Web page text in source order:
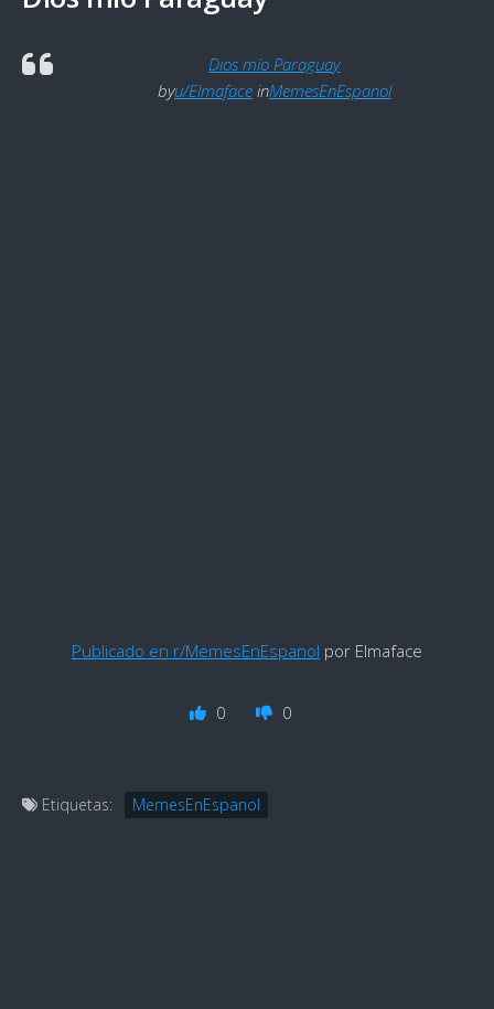
Dios mío Paraguay
byu/ElmafaceinMemesEnEspanol
Publicado en r/MemesEnEspanol por Elmaface
0 0
Etiquetas: MemesEnEspanol